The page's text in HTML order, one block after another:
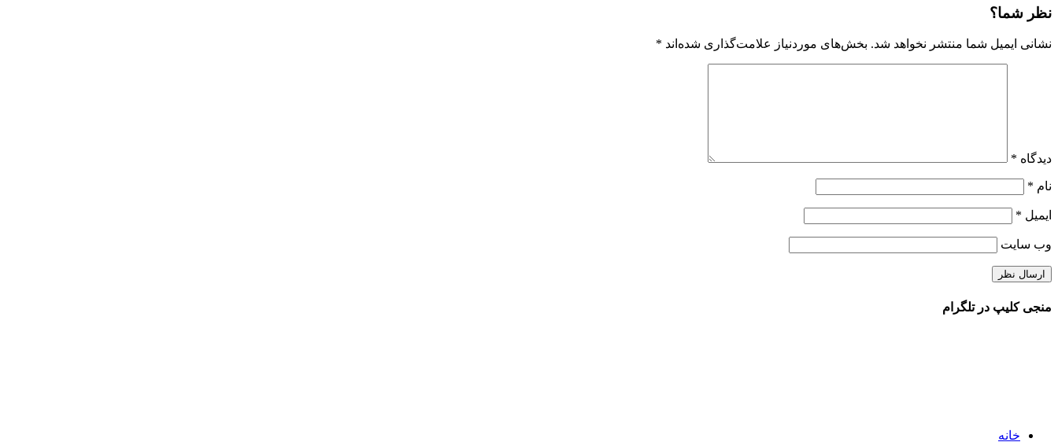
1399-
07-
at
10.38.58Reviewed
نظر شما؟
نشانی ایمیل شما منتشر نخواهد شد. بخش‌های موردنیاز علامت‌گذاری شده‌اند *
دیدگاه *
نام *
ایمیل *
وب‌ سایت
منجی کلیپ در تلگرام
خانه